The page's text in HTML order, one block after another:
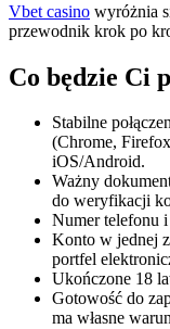
Vbet casino wyróżnia
przewodnik krok po
Co będzie Ci
Stabilne
(Chrome,
iOS/Android.
Ważny
do weryfikacji
Numer telefonu i
Konto w jednej z
portfel
Ukończone 18
Gotowość do
ma własne